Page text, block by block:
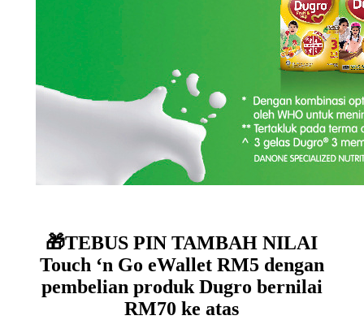
🎁TEBUS PIN TAMBAH NILAI
Touch ‘n Go eWallet RM5 dengan
pembelian produk Dugro bernilai
RM70 ke atas